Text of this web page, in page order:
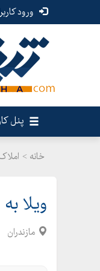
ورود
پنل
خانه >
ویلا
مازندران